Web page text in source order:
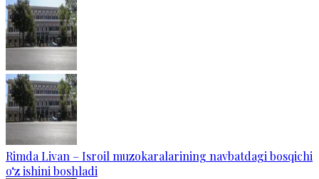
Rimda Livan – Isroil muzokaralarining navbatdagi bosqichi
o‘z ishini boshladi